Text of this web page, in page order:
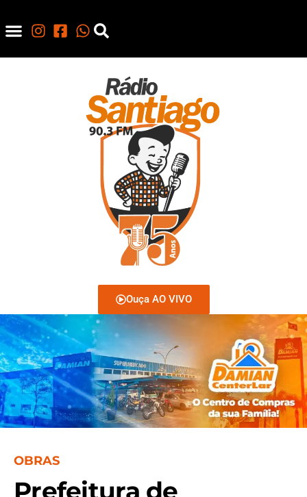
Ouça AO VIVO
OBRAS
Prefeitura de